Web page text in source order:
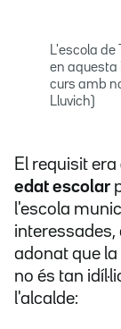
L'escola de
en aquesta
curs amb
Lluvich)
El requisit era
edat escolar
l'escola
adonat que la
no és tan
l'alcalde: